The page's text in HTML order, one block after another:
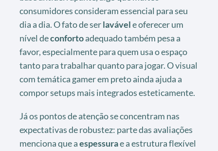
consumidores consideram essencial para seu
dia a dia. O fato de serlavávele oferecer um
nível deconfortoadequado também pesa a
favor, especialmente para quem usa o espaço
tanto para trabalhar quanto para jogar. O visual
com temática gamer em preto ainda ajuda a
compor setups mais integrados esteticamente.
Já os pontos de atenção se concentram nas
expectativas de robustez: parte das avaliações
menciona que aespessurae a estrutura flexível